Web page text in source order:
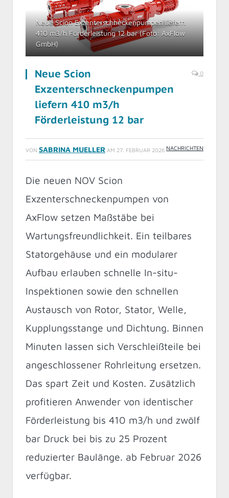
Neue Scion Exzenterschneckenpumpen liefern
410 m3/h Förderleistung 12 bar (Foto: AxFlow
GmbH)
Neue Scion
Exzenterschneckenpumpen
liefern 410 m3/h
Förderleistung 12 bar
0
VON SABRINA MUELLER AM 27. FEBRUAR 2026 NACHRICHTEN
Die neuen NOV Scion
Exzenterschneckenpumpen von
AxFlow setzen Maßstäbe bei
Wartungsfreundlichkeit. Ein teilbares
Statorgehäuse und ein modularer
Aufbau erlauben schnelle In-situ-
Inspektionen sowie den schnellen
Austausch von Rotor, Stator, Welle,
Kupplungsstange und Dichtung. Binnen
Minuten lassen sich Verschleißteile bei
angeschlossener Rohrleitung ersetzen.
Das spart Zeit und Kosten. Zusätzlich
profitieren Anwender von identischer
Förderleistung bis 410 m3/h und zwölf
bar Druck bei bis zu 25 Prozent
reduzierter Baulänge. ab Februar 2026
verfügbar.